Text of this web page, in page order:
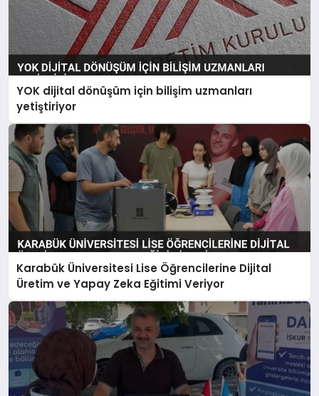
YOK dijital dönüşüm için bilişim uzmanları
yetiştiriyor
Karabük Üniversitesi Lise Öğrencilerine Dijital
Üretim ve Yapay Zeka Eğitimi Veriyor